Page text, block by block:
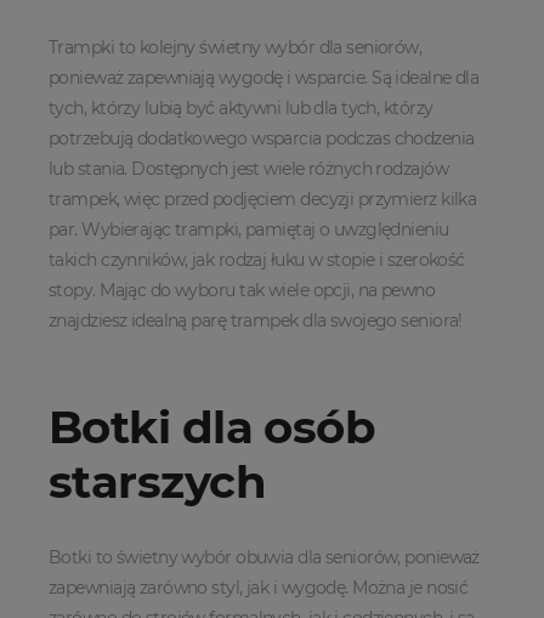
Trampki to kolejny świetny wybór dla seniorów,
ponieważ zapewniają wygodę i wsparcie. Są idealne dla
tych, którzy lubią być aktywni lub dla tych, którzy
potrzebują dodatkowego wsparcia podczas chodzenia
lub stania. Dostępnych jest wiele różnych rodzajów
trampek, więc przed podjęciem decyzji przymierz kilka
par. Wybierając trampki, pamiętaj o uwzględnieniu
takich czynników, jak rodzaj łuku w stopie i szerokość
stopy. Mając do wyboru tak wiele opcji, na pewno
znajdziesz idealną parę trampek dla swojego seniora!
Botki dla osób
starszych
Botki to świetny wybór obuwia dla seniorów, ponieważ
zapewniają zarówno styl, jak i wygodę. Można je nosić